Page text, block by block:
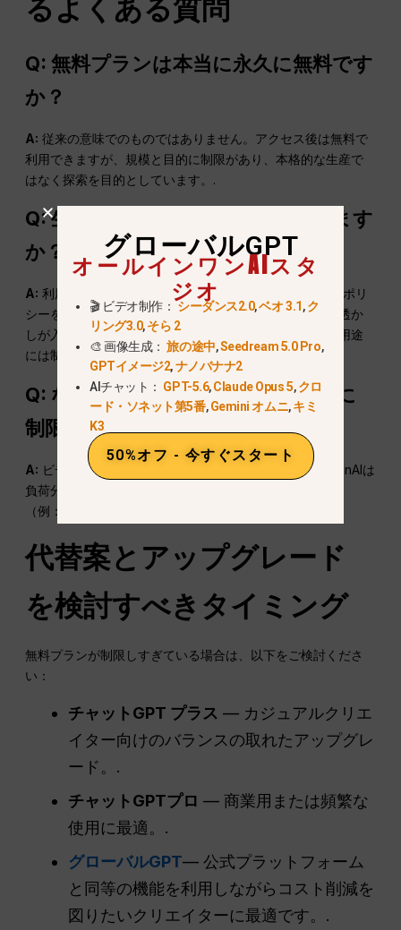
るよくある質問
Q: 無料プランは本当に永久に無料です
か？
A: 従来の意味でのものではありません。アクセス後は無料で
利用できますが、規模と目的に制限があり、本格的な生産で
はなく探索を目的としています。.
Q: 生成された動画を商用利用できます
か？
A: 利用形態により条件が異なります。公式のライセンスポリ
シーをご確認ください。一般的に無料プランの動画には透か
しが入っており画質が低いため、プロフェッショナルな用途
には制限が生じる可能性があります。.
Q: なぜSora 2の無料利用はこんなに
制限されているのですか？
A: ビデオモデルは膨大なGPUリソースを必要とし、OpenAIは
負荷分散と全体的なアクセス拡大のため、無料利用制限
（例：1日あたり約6回）を強化した。.
代替案とアップグレード
を検討すべきタイミング
無料プランが制限しすぎている場合は、以下をご検討くださ
い：
チャットGPT プラス — カジュアルクリエ
イター向けのバランスの取れたアップグレ
ード。.
チャットGPTプロ — 商業用または頻繁な
使用に最適。.
グローバルGPT— 公式プラットフォーム
と同等の機能を利用しながらコスト削減を
図りたいクリエイターに最適です。.
グローバルGPT
オールインワンAIスタ
ジオ
🎬 ビデオ制作：シーダンス2.0,ベオ 3.1,ク
リング3.0,そら 2
🎨 画像生成：旅の途中,Seedream 5.0 Pro,
GPTイメージ2,ナノバナナ2
AIチャット： GPT-5.6,Claude Opus 5,クロ
ード・ソネット第5番,Gemini オムニ,キミ
K3
50%オフ - 今すぐスタート